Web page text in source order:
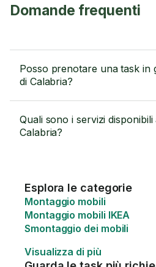
Domande frequenti
Posso prenotare una task in
di Calabria?
Quali sono i servizi disponibili
Calabria?
Esplora le categorie
Montaggio mobili
Montaggio mobili IKEA
Smontaggio dei mobili
Visualizza di più